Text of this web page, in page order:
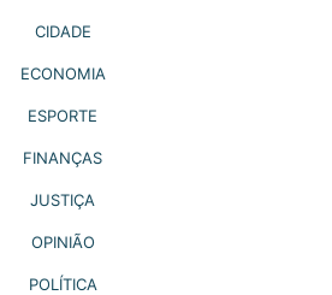
CIDADE
ECONOMIA
ESPORTE
FINANÇAS
JUSTIÇA
OPINIÃO
POLÍTICA